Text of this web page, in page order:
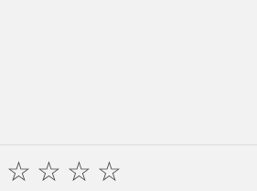
☆
☆
☆
☆